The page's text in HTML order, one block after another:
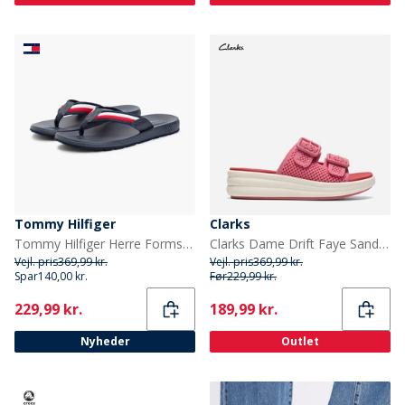
Tommy Hilfiger
Tommy Hilfiger Herre Formstøbte Klipklappere Rwb
Vejl. pris369,99 kr.
Spar140,00 kr.
Current
229,99 kr.
Nyheder
Clarks
Clarks Dame Drift Faye Sandaler Pink
Vejl. pris369,99 kr.
Før229,99 kr.
Current
189,99 kr.
Outlet